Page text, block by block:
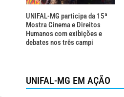
UNIFAL-MG participa da 15ª
Mostra Cinema e Direitos
Humanos com exibições e
debates nos três campi
UNIFAL-MG EM AÇÃO